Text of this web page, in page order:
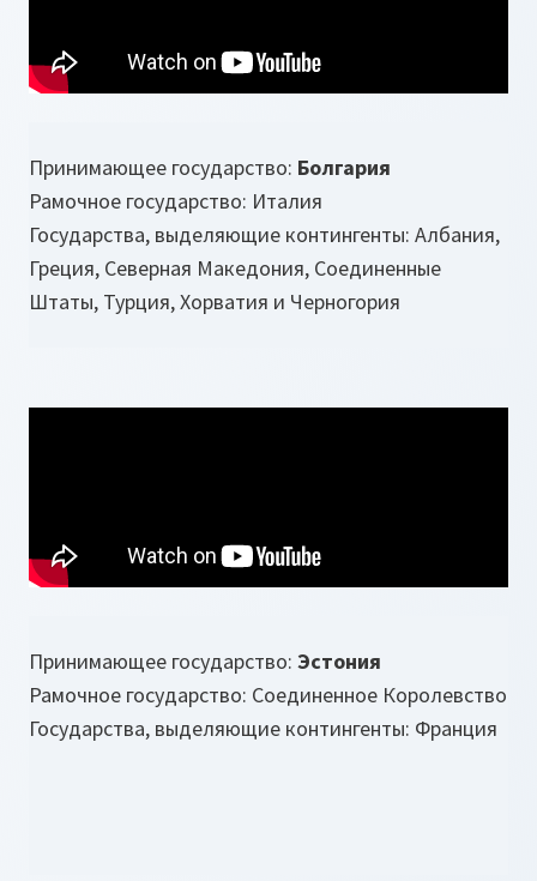
Принимающее государство: Болгария
Рамочное государство: Италия
Государства, выделяющие контингенты: Албания,
Греция, Северная Македония, Соединенные
Штаты, Турция, Хорватия и Черногория
Принимающее государство: Эстония
Рамочное государство: Соединенное Королевство
Государства, выделяющие контингенты: Франция